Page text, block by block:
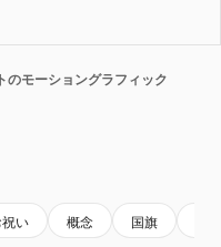
のモーショングラフィック
い 概念 国旗